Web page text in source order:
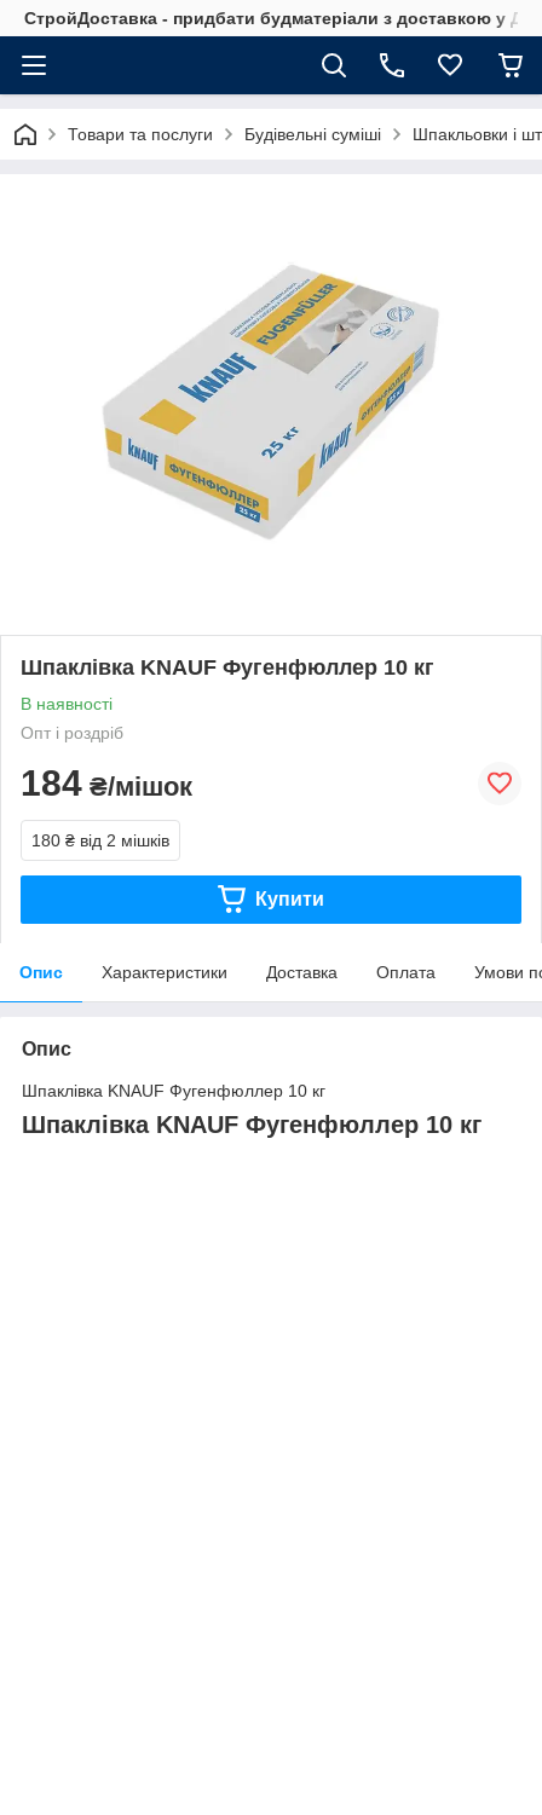
СтройДоставка - придбати будматеріали з доставкою у
Товари та послуги Будівельні суміші Шпакльовки і
Шпаклівка KNAUF Фугенфюллер 10 кг
В наявності
Опт і роздріб
184 ₴/мішок
180 ₴ від 2 мішків
Купити
Опис Характеристики Доставка Оплата Умови
Опис
Шпаклівка KNAUF Фугенфюллер 10 кг
Шпаклівка KNAUF Фугенфюллер 10 кг